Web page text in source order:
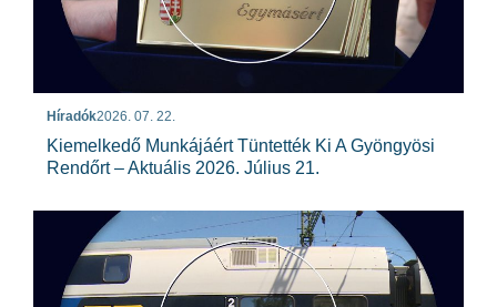
Híradók2026. 07. 22.
Kiemelkedő Munkájáért Tüntették Ki A Gyöngyösi
Rendőrt – Aktuális 2026. Július 21.